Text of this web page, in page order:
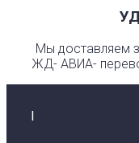
Мы доставляем
ЖД- АВИА-
I